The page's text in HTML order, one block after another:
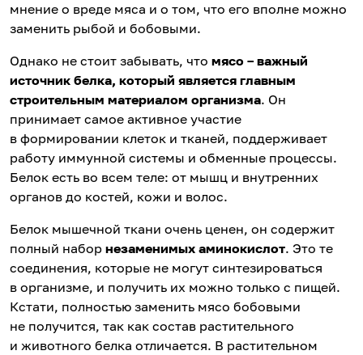
мнение о вреде мяса и о том, что его вполне можно
заменить рыбой и бобовыми.
Однако не стоит забывать, что мясо – важный
источник белка, который является главным
строительным материалом организма. Он
принимает самое активное участие
в формировании клеток и тканей, поддерживает
работу иммунной системы и обменные процессы.
Белок есть во всем теле: от мышц и внутренних
органов до костей, кожи и волос.
Белок мышечной ткани очень ценен, он содержит
полный набор незаменимых аминокислот. Это те
соединения, которые не могут синтезироваться
в организме, и получить их можно только с пищей.
Кстати, полностью заменить мясо бобовыми
не получится, так как состав растительного
и животного белка отличается. В растительном